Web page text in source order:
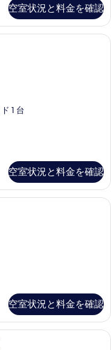
空室状況と料金を確認
具、羽毛の掛け布団、ミニバ
1 台
空室状況と料金を確認
具、羽毛の掛け布団、ミニバ
空室状況と料金を確認
具、羽毛の掛け布団、ミニバ